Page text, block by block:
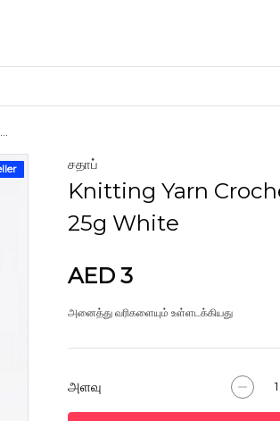
பொருட்கள்
சதாப்
Knitting Yarn
25g White
AED 3
அனைத்து வரிகளையும் உள்ளடக்கியது
அளவு